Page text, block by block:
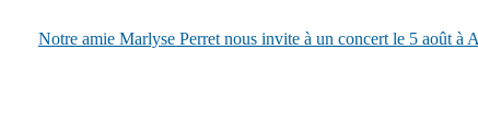
Notre amie Marlyse Perret nous invite à un concert le 5 août à